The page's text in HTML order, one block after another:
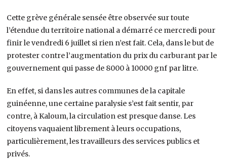
Cette grève générale sensée être observée sur toute
l’étendue du territoire national a démarré ce mercredi pour
finir le vendredi 6 juillet si rien n’est fait. Cela, dans le but de
protester contre l’augmentation du prix du carburant par le
gouvernement qui passe de 8000 à 10000 gnf par litre.
En effet, si dans les autres communes de la capitale
guinéenne, une certaine paralysie s’est fait sentir, par
contre, à Kaloum, la circulation est presque danse. Les
citoyens vaquaient librement à leurs occupations,
particulièrement, les travailleurs des services publics et
privés.